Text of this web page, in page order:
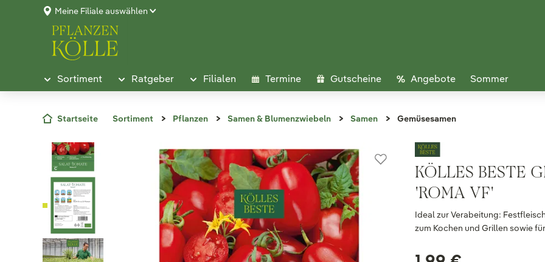
Meine Filiale auswählen
Sortiment Ratgeber Filialen Termine Gutscheine Angebote Sommer
Startseite Sortiment Pflanzen Samen & Blumenzwiebeln Samen Gemüsesamen
KÖLLES BESTE
'ROMA VF'
Ideal zur Verabeitung:
zum Kochen und Grillen sowie